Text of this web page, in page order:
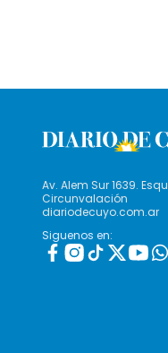
Av. Alem Sur 1639.
Circunvalación
diariodecuyo.com.ar
Siguenos en: